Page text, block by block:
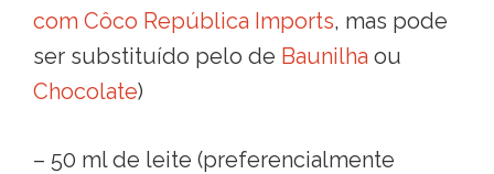
com Côco República Imports, mas pode
ser substituído pelo de Baunilha ou
Chocolate)
– 50 ml de leite (preferencialmente